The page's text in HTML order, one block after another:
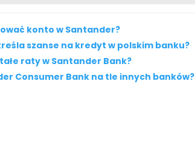
konto w Santander?
szanse na kredyt w polskim banku?
raty w Santander Bank?
Consumer Bank na tle innych banków?